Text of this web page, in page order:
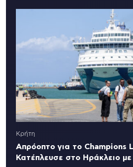
Κρήτη
Απρόοπτο για το Champions
Κατέπλευσε στο Ηράκλειο